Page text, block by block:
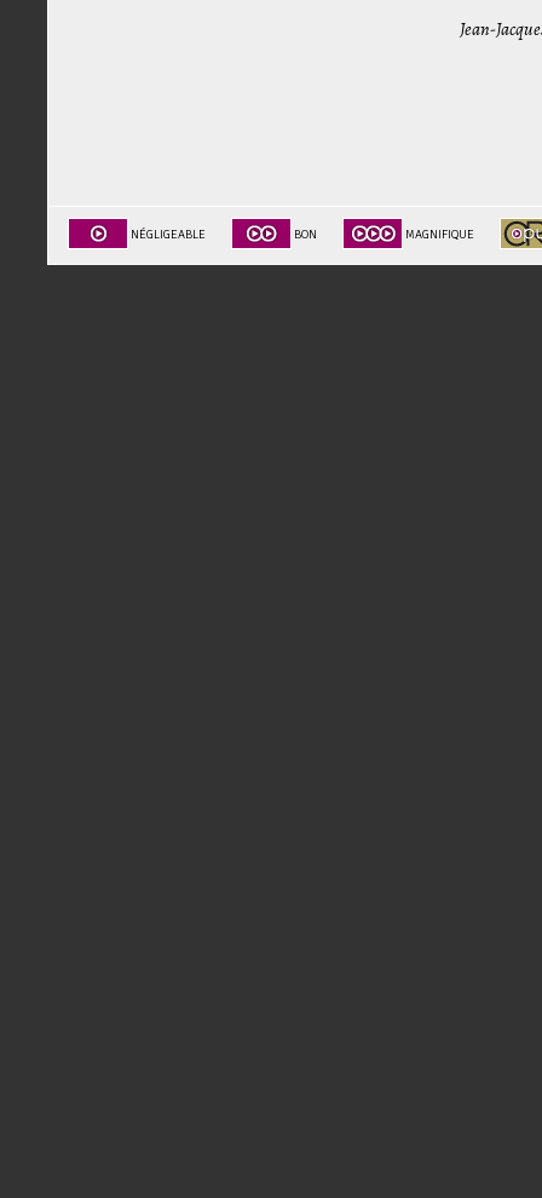
Jean-
NÉGLIGEABLE BON MAGNIFIQUE